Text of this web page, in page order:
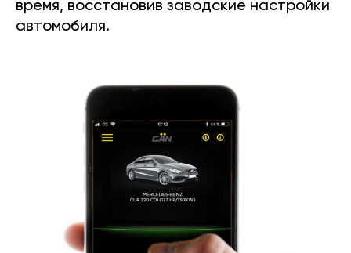
время, восстановив заводские настройки
автомобиля.